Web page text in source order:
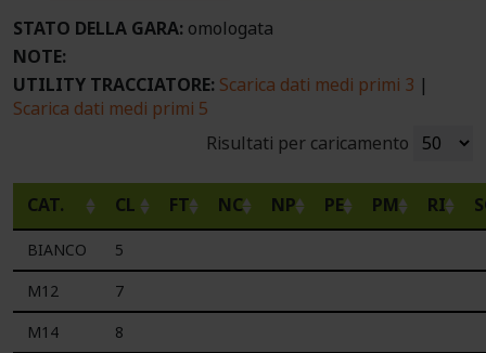
STATO DELLA GARA: omologata
NOTE:
UTILITY TRACCIATORE: Scarica dati medi primi 3 |
Scarica dati medi primi 5
Risultati per caricamento
CAT. CL FT NC NP PE PM RI
BIANCO
5
M12
7
M14
8